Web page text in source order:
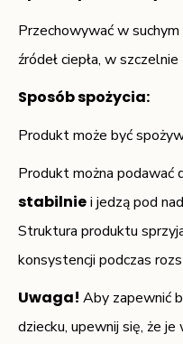
Przechowywać w suchym
źródeł ciepła, w
Sposób spożycia:
Produkt może być
Produkt można podawać
stabilniei jedzą pod
Struktura produktu
konsystencji podczas
Uwaga! Aby zapewnić
dziecku, upewnij się, że